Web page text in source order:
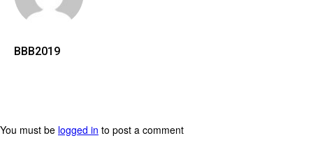
BBB2019
You must be logged in to post a comment